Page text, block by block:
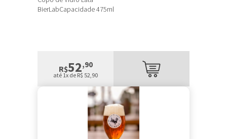
BierLabCapacidade 475ml
R$52,90
até 1x de R$ 52,90